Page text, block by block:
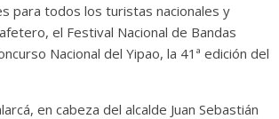
para todos los turistas nacionales y
el Festival Nacional de Bandas
Nacional del Yipao, la 41ª edición del
en cabeza del alcalde Juan Sebastián